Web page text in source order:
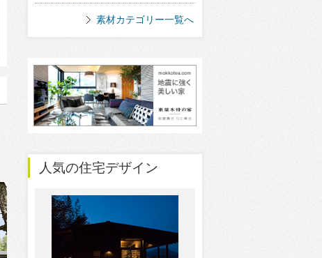
素材カテゴリー一覧へ
人気の住宅デザイン